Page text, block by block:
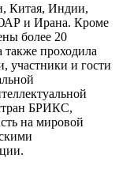
Китая, Индии,
и Ирана. Кроме
более 20
проходила
участники и гости
БРИКС,
на мировой